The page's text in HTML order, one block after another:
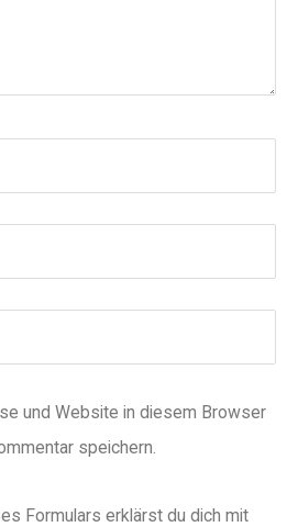
und Website in diesem Browser
speichern.
Formulars erklärst du dich mit